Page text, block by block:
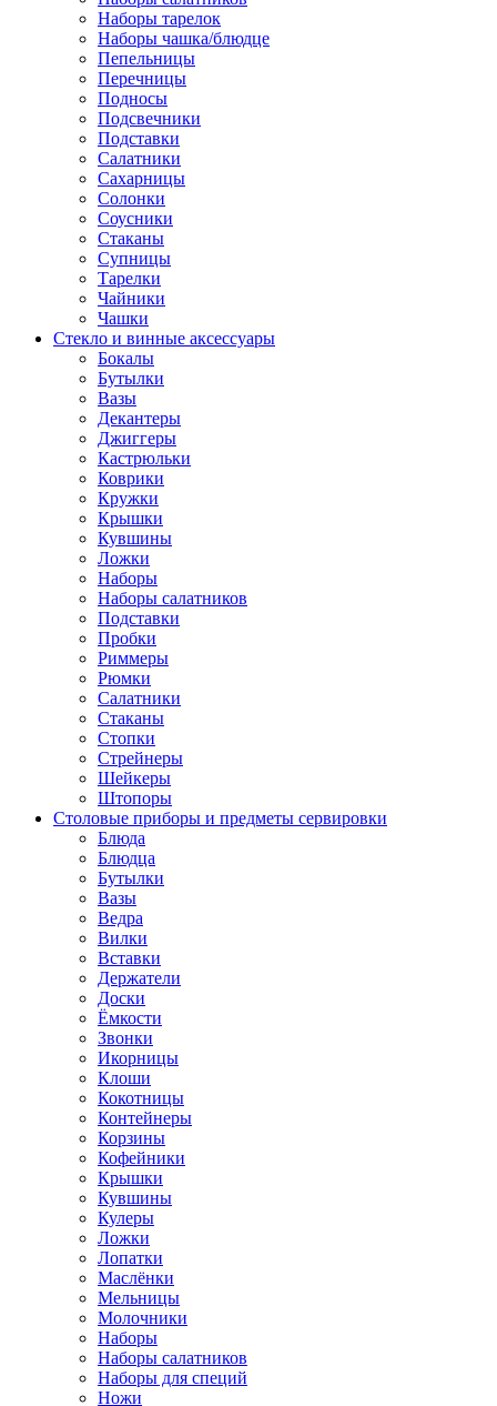
Наборы тарелок
Наборы чашка/блюдце
Пепельницы
Перечницы
Подносы
Подсвечники
Подставки
Салатники
Сахарницы
Солонки
Соусники
Стаканы
Супницы
Тарелки
Чайники
Чашки
Стекло и винные аксессуары
Бокалы
Бутылки
Вазы
Декантеры
Джиггеры
Кастрюльки
Коврики
Кружки
Крышки
Кувшины
Ложки
Наборы
Наборы салатников
Подставки
Пробки
Риммеры
Рюмки
Салатники
Стаканы
Стопки
Стрейнеры
Шейкеры
Штопоры
Столовые приборы и предметы сервировки
Блюда
Блюдца
Бутылки
Вазы
Ведра
Вилки
Вставки
Держатели
Доски
Ёмкости
Звонки
Икорницы
Клоши
Кокотницы
Контейнеры
Корзины
Кофейники
Крышки
Кувшины
Кулеры
Ложки
Лопатки
Маслёнки
Мельницы
Молочники
Наборы
Наборы салатников
Наборы для специй
Ножи